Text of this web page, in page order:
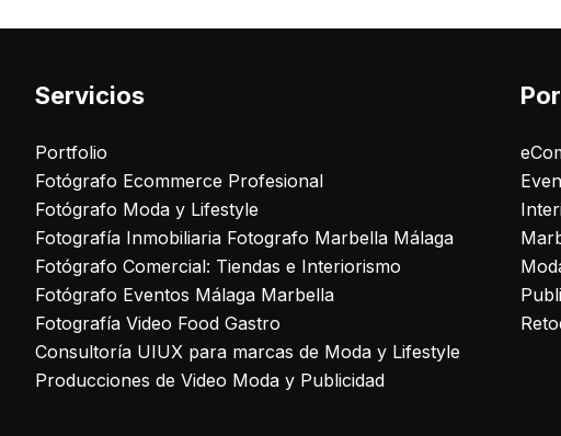
Servicios
Portfolio
Fotógrafo Ecommerce Profesional
Fotógrafo Moda y Lifestyle
Fotografía Inmobiliaria Fotografo Marbella Málaga
Fotógrafo Comercial: Tiendas e Interiorismo
Fotógrafo Eventos Málaga Marbella
Fotografía Video Food Gastro
Consultoría UIUX para marcas de Moda y Lifestyle
Producciones de Video Moda y Publicidad